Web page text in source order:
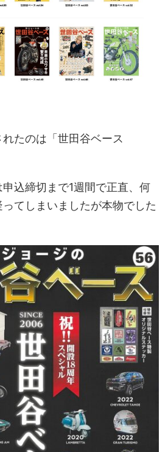
たのは「世田谷ベース
込締切まで1週間で正直、何
てしまいましたが本物でした